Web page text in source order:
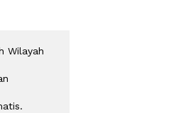
Wilayah